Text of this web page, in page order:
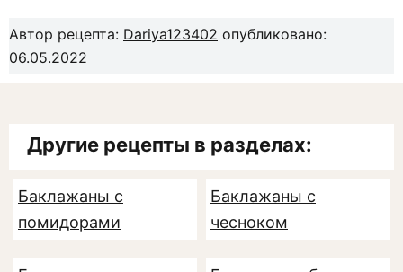
Автор рецепта: Dariya123402 опубликовано:
06.05.2022
Другие рецепты в разделах:
Баклажаны с
помидорами
Баклажаны с
чесноком